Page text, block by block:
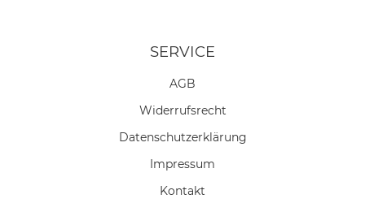
SERVICE
AGB
Widerrufs­recht
Daten­schutz­erklärung
Impressum
Kontakt